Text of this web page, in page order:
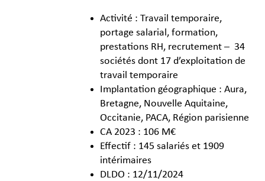
Activité : Travail temporaire,
portage salarial, formation,
prestations RH, recrutement – 34
sociétés dont 17 d’exploitation de
travail temporaire
Implantation géographique : Aura,
Bretagne, Nouvelle Aquitaine,
Occitanie, PACA, Région parisienne
CA 2023 : 106 M€
Effectif : 145 salariés et 1909
intérimaires
DLDO : 12/11/2024